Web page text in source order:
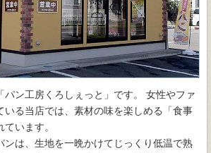
パン工房くろしぇっと」です。 女性やファ
いる当店では、素材の味を楽しめる「食事
います。
ンは、生地を一晩かけてじっくり低温で熟